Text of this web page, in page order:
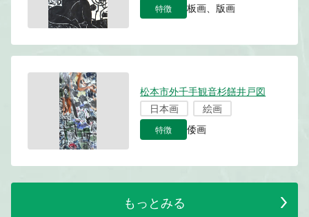
特徴 板画、版画
松本市外千手観音杉饍井戸図
日本画
絵画
特徴 倭画
もっとみる